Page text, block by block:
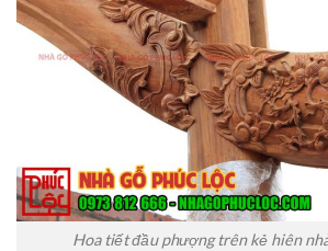
Hoa tiết đầu phượng trên kẻ hiên